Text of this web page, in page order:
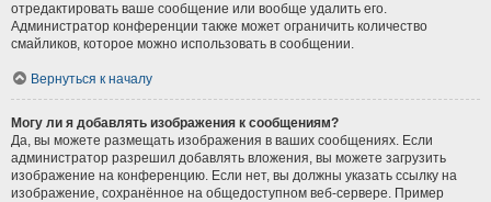
отредактировать ваше сообщение или вообще удалить его.
Администратор конференции также может ограничить количество
смайликов, которое можно использовать в сообщении.
Вернуться к началу
Могу ли я добавлять изображения к сообщениям?
Да, вы можете размещать изображения в ваших сообщениях. Если
администратор разрешил добавлять вложения, вы можете загрузить
изображение на конференцию. Если нет, вы должны указать ссылку на
изображение, сохранённое на общедоступном веб-сервере. Пример